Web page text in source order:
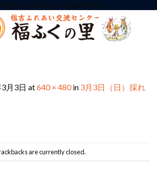
HERE OR JUST REMOVE IT...
月3日 at640 × 480in 3月3日（日）採れ
are currently closed.